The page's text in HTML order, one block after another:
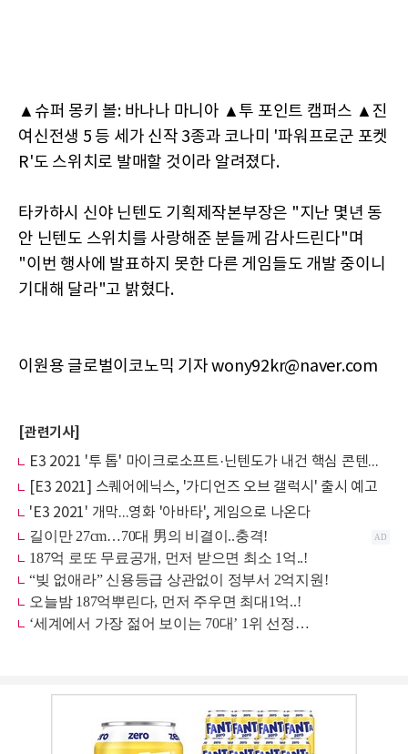
▲슈퍼 몽키 볼: 바나나 마니아 ▲투 포인트 캠퍼스 ▲진
여신전생 5 등 세가 신작 3종과 코나미 '파워프로군 포켓
R'도 스위치로 발매할 것이라 알려졌다.
타카하시 신야 닌텐도 기획제작본부장은 "지난 몇년 동
안 닌텐도 스위치를 사랑해준 분들께 감사드린다"며
"이번 행사에 발표하지 못한 다른 게임들도 개발 중이니
기대해 달라"고 밝혔다.
이원용 글로벌이코노믹 기자 wony92kr@naver.com
[관련기사]
E3 2021 '투 톱' 마이크로소프트·닌텐도가 내건 핵심 콘텐츠는?
[E3 2021] 스퀘어에닉스, '가디언즈 오브 갤럭시' 출시 예고
'E3 2021' 개막...영화 '아바타', 게임으로 나온다